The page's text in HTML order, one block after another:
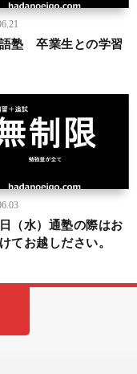
塾 卒業生との学習
（水）通塾の際はお
てお越しださい。